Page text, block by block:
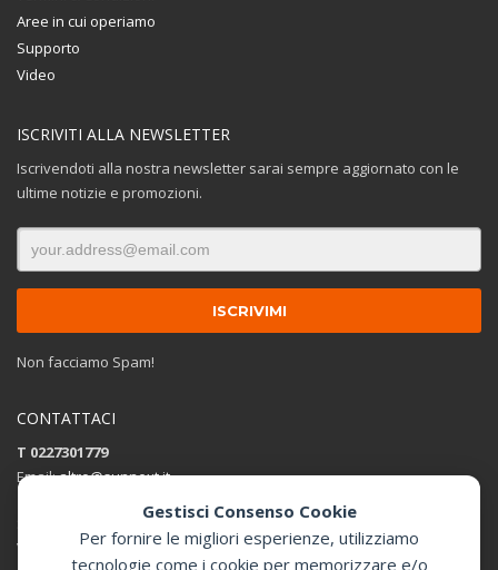
Gestisci Consenso Cookie
Per fornire le migliori esperienze, utilizziamo
tecnologie come i cookie per memorizzare e/o
Aree in cui operiamo
Supporto
Video
ISCRIVITI ALLA NEWSLETTER
Iscrivendoti alla nostra newsletter sarai sempre aggiornato con le
ultime notizie e promozioni.
Non facciamo Spam!
CONTATTACI
T 0227301779
Email:altro@sunnext.it
Via Perugino 44 , 20093 Cologno Monzese (MI)